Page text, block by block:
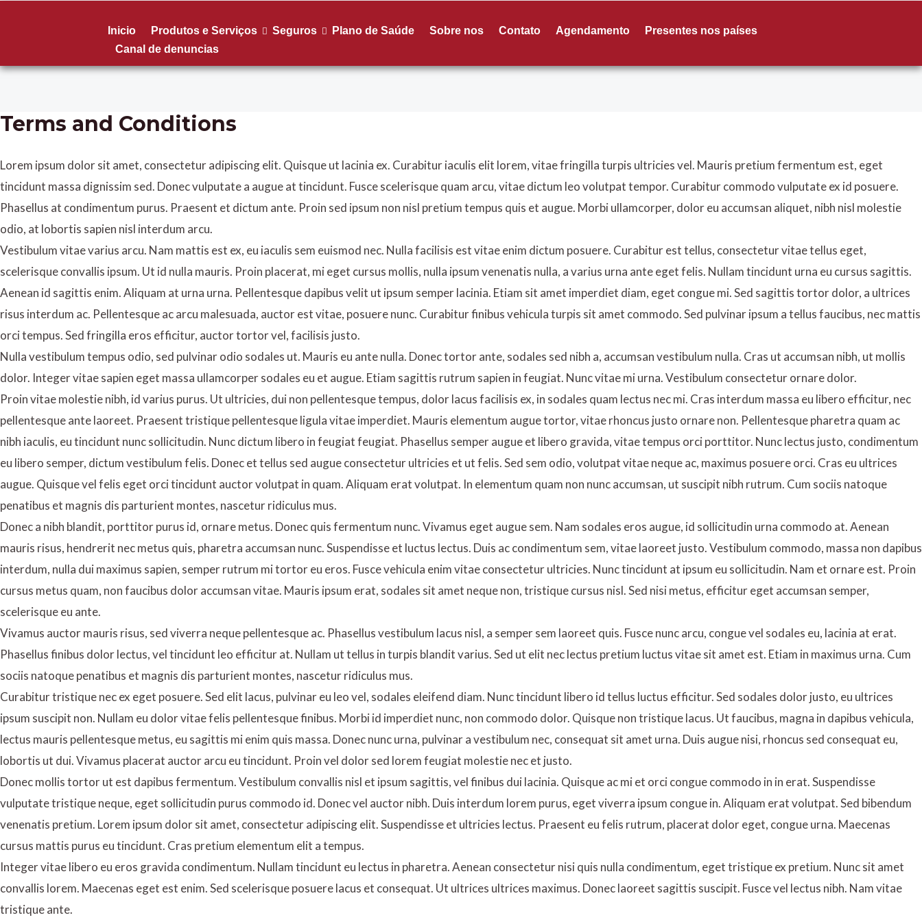
Inicio Produtos e Serviços Seguros Plano de Saúde Sobre nos Contato Agendamento
Presentes nos países
Canal de denuncias
Terms and Conditions
Lorem ipsum dolor sit amet, consectetur adipiscing elit. Quisque ut lacinia ex. Curabitur iaculis elit lorem, vitae fringilla turpis ultricies vel. Mauris pretium fermentum est, eget
tincidunt massa dignissim sed. Donec vulputate a augue at tincidunt. Fusce scelerisque quam arcu, vitae dictum leo volutpat tempor. Curabitur commodo vulputate ex id posuere.
Phasellus at condimentum purus. Praesent et dictum ante. Proin sed ipsum non nisl pretium tempus quis et augue. Morbi ullamcorper, dolor eu accumsan aliquet, nibh nisl molestie
odio, at lobortis sapien nisl interdum arcu.
Vestibulum vitae varius arcu. Nam mattis est ex, eu iaculis sem euismod nec. Nulla facilisis est vitae enim dictum posuere. Curabitur est tellus, consectetur vitae tellus eget,
scelerisque convallis ipsum. Ut id nulla mauris. Proin placerat, mi eget cursus mollis, nulla ipsum venenatis nulla, a varius urna ante eget felis. Nullam tincidunt urna eu cursus sagittis.
Aenean id sagittis enim. Aliquam at urna urna. Pellentesque dapibus velit ut ipsum semper lacinia. Etiam sit amet imperdiet diam, eget congue mi. Sed sagittis tortor dolor, a ultrices
risus interdum ac. Pellentesque ac arcu malesuada, auctor est vitae, posuere nunc. Curabitur finibus vehicula turpis sit amet commodo. Sed pulvinar ipsum a tellus faucibus, nec mattis
orci tempus. Sed fringilla eros efficitur, auctor tortor vel, facilisis justo.
Nulla vestibulum tempus odio, sed pulvinar odio sodales ut. Mauris eu ante nulla. Donec tortor ante, sodales sed nibh a, accumsan vestibulum nulla. Cras ut accumsan nibh, ut mollis
dolor. Integer vitae sapien eget massa ullamcorper sodales eu et augue. Etiam sagittis rutrum sapien in feugiat. Nunc vitae mi urna. Vestibulum consectetur ornare dolor.
Proin vitae molestie nibh, id varius purus. Ut ultricies, dui non pellentesque tempus, dolor lacus facilisis ex, in sodales quam lectus nec mi. Cras interdum massa eu libero efficitur, nec
pellentesque ante laoreet. Praesent tristique pellentesque ligula vitae imperdiet. Mauris elementum augue tortor, vitae rhoncus justo ornare non. Pellentesque pharetra quam ac
nibh iaculis, eu tincidunt nunc sollicitudin. Nunc dictum libero in feugiat feugiat. Phasellus semper augue et libero gravida, vitae tempus orci porttitor. Nunc lectus justo, condimentum
eu libero semper, dictum vestibulum felis. Donec et tellus sed augue consectetur ultricies et ut felis. Sed sem odio, volutpat vitae neque ac, maximus posuere orci. Cras eu ultrices
augue. Quisque vel felis eget orci tincidunt auctor volutpat in quam. Aliquam erat volutpat. In elementum quam non nunc accumsan, ut suscipit nibh rutrum. Cum sociis natoque
penatibus et magnis dis parturient montes, nascetur ridiculus mus.
Donec a nibh blandit, porttitor purus id, ornare metus. Donec quis fermentum nunc. Vivamus eget augue sem. Nam sodales eros augue, id sollicitudin urna commodo at. Aenean
mauris risus, hendrerit nec metus quis, pharetra accumsan nunc. Suspendisse et luctus lectus. Duis ac condimentum sem, vitae laoreet justo. Vestibulum commodo, massa non dapibus
interdum, nulla dui maximus sapien, semper rutrum mi tortor eu eros. Fusce vehicula enim vitae consectetur ultricies. Nunc tincidunt at ipsum eu sollicitudin. Nam et ornare est. Proin
cursus metus quam, non faucibus dolor accumsan vitae. Mauris ipsum erat, sodales sit amet neque non, tristique cursus nisl. Sed nisi metus, efficitur eget accumsan semper,
scelerisque eu ante.
Vivamus auctor mauris risus, sed viverra neque pellentesque ac. Phasellus vestibulum lacus nisl, a semper sem laoreet quis. Fusce nunc arcu, congue vel sodales eu, lacinia at erat.
Phasellus finibus dolor lectus, vel tincidunt leo efficitur at. Nullam ut tellus in turpis blandit varius. Sed ut elit nec lectus pretium luctus vitae sit amet est. Etiam in maximus urna. Cum
sociis natoque penatibus et magnis dis parturient montes, nascetur ridiculus mus.
Curabitur tristique nec ex eget posuere. Sed elit lacus, pulvinar eu leo vel, sodales eleifend diam. Nunc tincidunt libero id tellus luctus efficitur. Sed sodales dolor justo, eu ultrices
ipsum suscipit non. Nullam eu dolor vitae felis pellentesque finibus. Morbi id imperdiet nunc, non commodo dolor. Quisque non tristique lacus. Ut faucibus, magna in dapibus vehicula,
lectus mauris pellentesque metus, eu sagittis mi enim quis massa. Donec nunc urna, pulvinar a vestibulum nec, consequat sit amet urna. Duis augue nisi, rhoncus sed consequat eu,
lobortis ut dui. Vivamus placerat auctor arcu eu tincidunt. Proin vel dolor sed lorem feugiat molestie nec et justo.
Donec mollis tortor ut est dapibus fermentum. Vestibulum convallis nisl et ipsum sagittis, vel finibus dui lacinia. Quisque ac mi et orci congue commodo in in erat. Suspendisse
vulputate tristique neque, eget sollicitudin purus commodo id. Donec vel auctor nibh. Duis interdum lorem purus, eget viverra ipsum congue in. Aliquam erat volutpat. Sed bibendum
venenatis pretium. Lorem ipsum dolor sit amet, consectetur adipiscing elit. Suspendisse et ultricies lectus. Praesent eu felis rutrum, placerat dolor eget, congue urna. Maecenas
cursus mattis purus eu tincidunt. Cras pretium elementum elit a tempus.
Integer vitae libero eu eros gravida condimentum. Nullam tincidunt eu lectus in pharetra. Aenean consectetur nisi quis nulla condimentum, eget tristique ex pretium. Nunc sit amet
convallis lorem. Maecenas eget est enim. Sed scelerisque posuere lacus et consequat. Ut ultrices ultrices maximus. Donec laoreet sagittis suscipit. Fusce vel lectus nibh. Nam vitae
tristique ante.